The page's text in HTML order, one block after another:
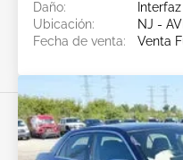
Daño:
Interfaz
Ubicación:
NJ -
Fecha de venta:
Venta